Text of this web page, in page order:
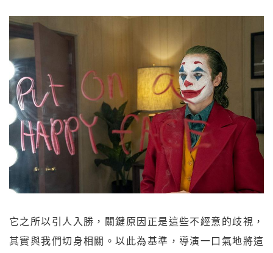
它之所以引人入勝，關鍵原因正是這些不經意的歧視，
其實與我們切身相關。以此為基準，導演一口氣地將這